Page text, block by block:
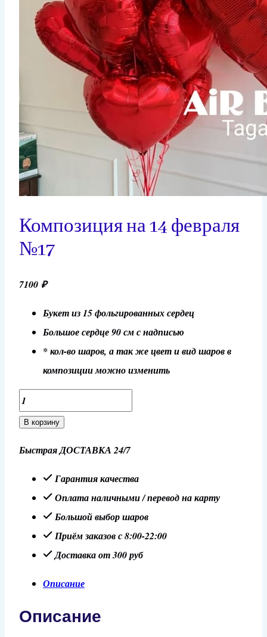
Композиция на 14 февраля
№17
7100 ₽
Букет из 15 фольгированных сердец
Большое сердце 90 см с надписью
* кол-во шаров, а так же цвет и вид шаров в
композиции можно изменить
Количество
товара
на
февраля
№17
В корзину
Быстрая ДОСТАВКА 24/7
Гарантия качества
Оплата наличными / перевод на карту
Большой выбор шаров
Приём заказов с 8:00-22:00
Доставка от 300 руб
Описание
Описание